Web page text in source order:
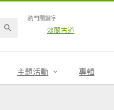
熱門關鍵字
淡蘭古道
主題活動 專輯